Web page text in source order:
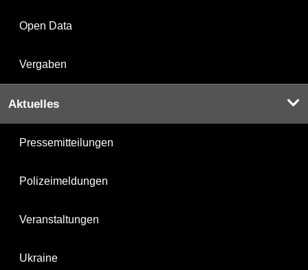
Open Data
Vergaben
Aktuelles
Pressemitteilungen
Polizeimeldungen
Veranstaltungen
Ukraine